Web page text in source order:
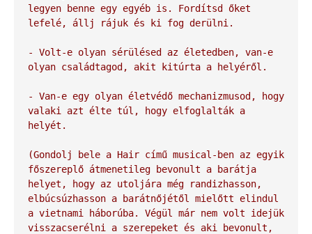
legyen benne egy egyéb is. Fordítsd őket
lefelé, állj rájuk és ki fog derülni.
- Volt-e olyan sérülésed az életedben, van-e
olyan családtagod, akit kitúrta a helyéről.
- Van-e egy olyan életvédő mechanizmusod, hogy
valaki azt élte túl, hogy elfoglalták a
helyét.
(Gondolj bele a Hair című musical-ben az egyik
főszereplő átmenetileg bevonult a barátja
helyet, hogy az utoljára még randizhasson,
elbúcsúzhasson a barátnőjétől mielőtt elindul
a vietnami háborúba. Végül már nem volt idejük
visszacserélni a szerepeket és aki bevonult,